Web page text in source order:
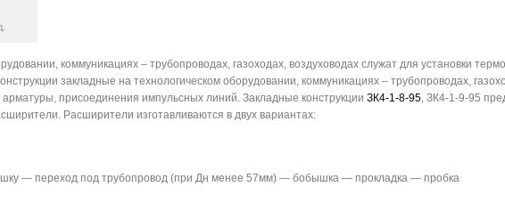
коммуникациях – трубопроводах, газоходах, воздуховодах служат для установки
закладные на технологическом оборудовании, коммуникациях – трубопроводах,
присоединения импульсных линий. Закладные конструкции ЗК4-1-8-95, ЗК4-1-9-95
Расширители изготавливаются в двух вариантах:
— переход под трубопровод (при Дн менее 57мм) — бобышка — прокладка — пробка